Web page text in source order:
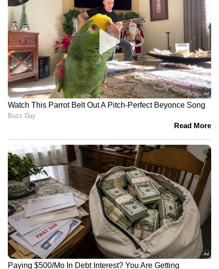
കഴിഞ്ഞാണ് മരണ വിവരം പുറത്തുവിട്ടതെന്ന്
ദൃക്സാക്ഷി മൊഴികളിൽ നിന്ന്
വ്യക്തമാകുന്നതായും അന്വേഷണ
റിപ്പോർട്ടിലുണ്ട്. 2015 ഡിസംബർ 5ന് രാത്രി
11.30ന് മരിച്ചതായാണ് ഔദ്യോഗിക
സ്ഥിരീകരണം വന്നത്. എന്നാൽ ഡിസംബർ 4ന്
ഉച്ചക്ക് ശേഷം 3നും 3.30നും ഇടയിലാകണം
മരണമെന്ന് തെളിവുകളേയും
ദൃക്സാക്ഷികളേയും ഉദ്ധരിച്ച് റിപ്പോർട്ടിൽ
വിശദമാക്കിയിരുന്നു. ജയലളിതയുടെ തോഴി
ശശികല, ഡോ.ശിവകുമാർ, അന്നത്തെ
ആരോഗ്യ സെക്രട്ടറി ഡോ. ജെ.രാധാകൃഷ്ണൻ,
മുൻ ആരോഗ്യമന്ത്രി സി.വിജയ് ഭാസ്കർ
എന്നിവർക്കെതിരെ കേസെടുക്കാനും കമ്മീഷൻ
നിർദേശിച്ചിരുന്നു.